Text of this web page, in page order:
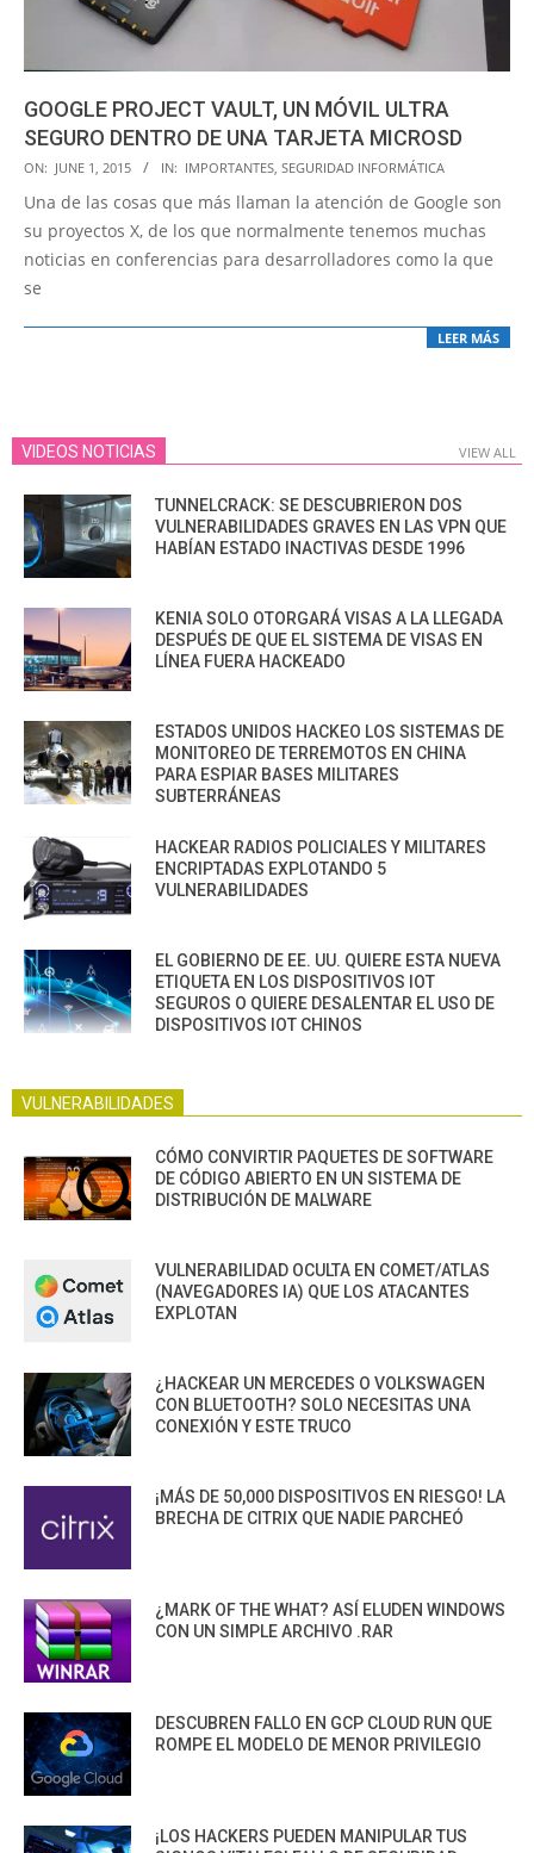
GOOGLE PROJECT VAULT, UN MÓVIL ULTRA
SEGURO DENTRO DE UNA TARJETA MICROSD
2015-
06-
01
ON: JUNE 1, 2015 IN: IMPORTANTES, SEGURIDAD INFORMÁTICA
Una de las cosas que más llaman la atención de Google son
su proyectos X, de los que normalmente tenemos muchas
noticias en conferencias para desarrolladores como la que
se
LEER MÁS
VIDEOS NOTICIAS VIEW ALL
TUNNELCRACK: SE DESCUBRIERON DOS
VULNERABILIDADES GRAVES EN LAS VPN QUE
HABÍAN ESTADO INACTIVAS DESDE 1996
KENIA SOLO OTORGARÁ VISAS A LA LLEGADA
DESPUÉS DE QUE EL SISTEMA DE VISAS EN
LÍNEA FUERA HACKEADO
ESTADOS UNIDOS HACKEO LOS SISTEMAS DE
MONITOREO DE TERREMOTOS EN CHINA
PARA ESPIAR BASES MILITARES
SUBTERRÁNEAS
HACKEAR RADIOS POLICIALES Y MILITARES
ENCRIPTADAS EXPLOTANDO 5
VULNERABILIDADES
EL GOBIERNO DE EE. UU. QUIERE ESTA NUEVA
ETIQUETA EN LOS DISPOSITIVOS IOT
SEGUROS O QUIERE DESALENTAR EL USO DE
DISPOSITIVOS IOT CHINOS
VULNERABILIDADES
CÓMO CONVIRTIR PAQUETES DE SOFTWARE
DE CÓDIGO ABIERTO EN UN SISTEMA DE
DISTRIBUCIÓN DE MALWARE
VULNERABILIDAD OCULTA EN COMET/ATLAS
(NAVEGADORES IA) QUE LOS ATACANTES
EXPLOTAN
¿HACKEAR UN MERCEDES O VOLKSWAGEN
CON BLUETOOTH? SOLO NECESITAS UNA
CONEXIÓN Y ESTE TRUCO
¡MÁS DE 50,000 DISPOSITIVOS EN RIESGO! LA
BRECHA DE CITRIX QUE NADIE PARCHEÓ
¿MARK OF THE WHAT? ASÍ ELUDEN WINDOWS
CON UN SIMPLE ARCHIVO .RAR
DESCUBREN FALLO EN GCP CLOUD RUN QUE
ROMPE EL MODELO DE MENOR PRIVILEGIO
¡LOS HACKERS PUEDEN MANIPULAR TUS